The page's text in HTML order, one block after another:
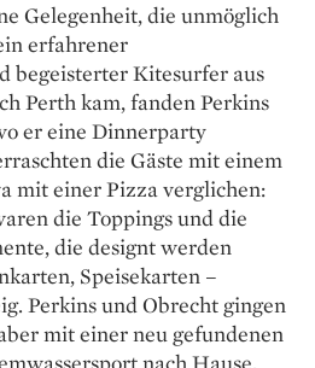
Gelegenheit, die unmöglich
erfahrener
begeisterter Kitesurfer aus
Perth kam, fanden Perkins
er eine Dinnerparty
die Gäste mit einem
mit einer Pizza verglichen:
die Toppings und die
die designt werden
Speisekarten –
Perkins und Obrecht gingen
mit einer neu gefundenen